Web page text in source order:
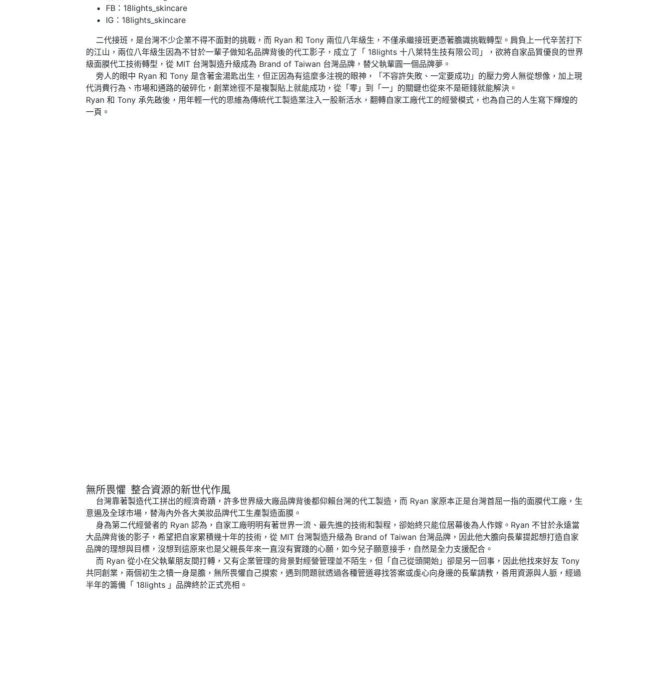
FB：18lights_skincare
IG：18lights_skincare
二代接班，是台灣不少企業不得不面對的挑戰，而 Ryan 和 Tony 兩位八年級生，不僅承繼接班更憑著膽識挑戰轉型。肩負上一代辛苦打下
的江山，兩位八年級生因為不甘於一輩子做知名品牌背後的代工影子，成立了「 18lights 十八萊特生技有限公司」，欲將自家品質優良的世界
級面膜代工技術轉型，從 MIT 台灣製造升級成為 Brand of Taiwan 台灣品牌，替父執輩圓一個品牌夢。
旁人的眼中 Ryan 和 Tony 是含著金湯匙出生，但正因為有這麼多注視的眼神，「不容許失敗、一定要成功」的壓力旁人無從想像，加上現
代消費行為、市場和通路的破碎化，創業途徑不是複製貼上就能成功，從「零」到「一」的關鍵也從來不是砸錢就能解決。
Ryan 和 Tony 承先啟後，用年輕一代的思維為傳統代工製造業注入一股新活水，翻轉自家工廠代工的經營模式，也為自己的人生寫下輝煌的
一頁。
無所畏懼 整合資源的新世代作風
台灣靠著製造代工拼出的經濟奇蹟，許多世界級大廠品牌背後都仰賴台灣的代工製造，而 Ryan 家原本正是台灣首屈一指的面膜代工廠，生
意遍及全球市場，替海內外各大美妝品牌代工生產製造面膜。
身為第二代經營者的 Ryan 認為，自家工廠明明有著世界一流、最先進的技術和製程，卻始終只能位居幕後為人作嫁。Ryan 不甘於永遠當
大品牌背後的影子，希望把自家累積幾十年的技術，從 MIT 台灣製造升級為 Brand of Taiwan 台灣品牌，因此他大膽向長輩提起想打造自家
品牌的理想與目標，沒想到這原來也是父親長年來一直沒有實踐的心願，如今兒子願意接手，自然是全力支援配合。
而 Ryan 從小在父執輩朋友間打轉，又有企業管理的背景對經營管理並不陌生，但「自己從頭開始」卻是另一回事，因此他找來好友 Tony
共同創業，兩個初生之犢一身是膽，無所畏懼自己摸索，遇到問題就透過各種管道尋找答案或虔心向身邊的長輩請教，善用資源與人脈，經過
半年的籌備「 18lights 」品牌終於正式亮相。